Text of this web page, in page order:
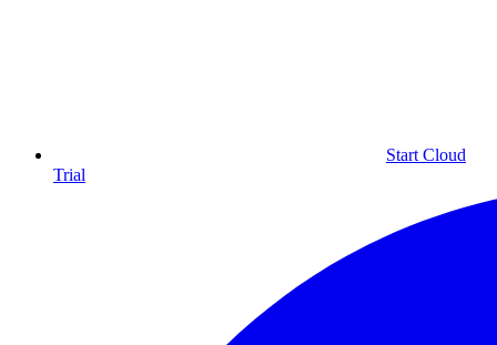
Start Cloud
Trial